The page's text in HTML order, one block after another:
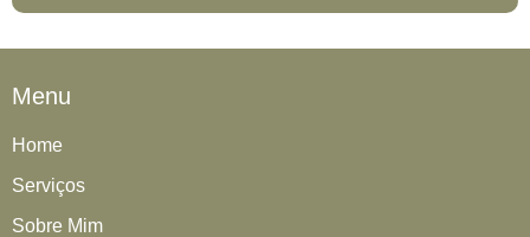
Menu
Home
Serviços
Sobre Mim